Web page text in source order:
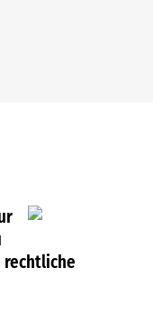
rechtliche